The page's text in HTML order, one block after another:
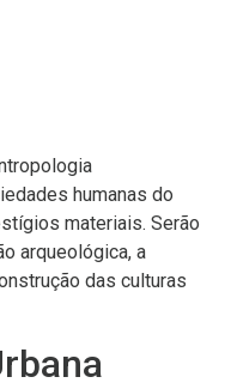
humanas do
materiais. Serão
arqueológica, a
das culturas